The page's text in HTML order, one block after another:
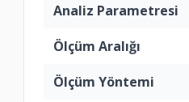
Analiz Parametresi
Ölçüm Aralığı
Ölçüm Yöntemi